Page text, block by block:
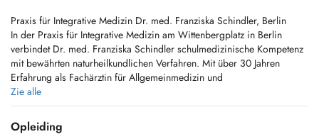
Praxis für Integrative Medizin Dr. med. Franziska Schindler, Berlin
In der Praxis für Integrative Medizin am Wittenbergplatz in Berlin
verbindet Dr. med. Franziska Schindler schulmedizinische Kompetenz
mit bewährten naturheilkundlichen Verfahren. Mit über 30 Jahren
Erfahrung als Fachärztin für Allgemeinmedizin und
Zusatzqualifikationen in Naturheilverfahren, Akupunktur, Hypnose und
psychosomatischer Medizin bietet sie eine ganzheitliche Betreuung für
Körper und Seele.
Zie alle
Opleiding